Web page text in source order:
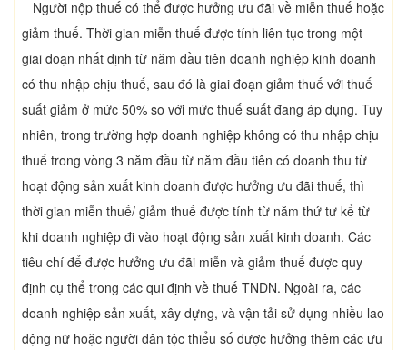
Người nộp thuế có thể được hưởng ưu đãi về miễn thuế hoặc
giảm thuế. Thời gian miễn thuế được tính liên tục trong một
giai đoạn nhất định từ năm đầu tiên doanh nghiệp kinh doanh
có thu nhập chịu thuế, sau đó là giai đoạn giảm thuế với thuế
suất giảm ở mức 50% so với mức thuế suất đang áp dụng. Tuy
nhiên, trong trường hợp doanh nghiệp không có thu nhập chịu
thuế trong vòng 3 năm đầu từ năm đầu tiên có doanh thu từ
hoạt động sản xuất kinh doanh được hưởng ưu đãi thuế, thì
thời gian miễn thuế/ giảm thuế được tính từ năm thứ tư kể từ
khi doanh nghiệp đi vào hoạt động sản xuất kinh doanh. Các
tiêu chí để được hưởng ưu đãi miễn và giảm thuế được quy
định cụ thể trong các qui định về thuế TNDN. Ngoài ra, các
doanh nghiệp sản xuất, xây dựng, và vận tải sử dụng nhiều lao
động nữ hoặc người dân tộc thiểu số được hưởng thêm các ưu